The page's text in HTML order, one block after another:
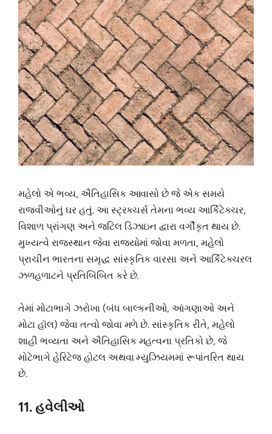
મહેલો એ ભવ્ય, ઐતિહાસિક આવાસો છે જે એક સમયે
રાજવીઓનું ઘર હતું. આ સ્ટ્રક્ચર્સ તેમના ભવ્ય આર્કિટેક્ચર,
વિશાળ પ્રાંગણ અને જટિલ ડિઝાઇન દ્વારા વર્ગીકૃત થાય છે.
મુખ્યત્વે રાજસ્થાન જેવા રાજ્યોમાં જોવા મળતા, મહેલો
પ્રાચીન ભારતના સમૃદ્ધ સાંસ્કૃતિક વારસા અને આર્કિટેક્ચરલ
ઝળહળાટને પ્રતિબિંબિત કરે છે.
તેમાં મોટાભાગે ઝરોખા (બંધ બાલ્કનીઓ, આંગણાઓ અને
મોટા હૉલ) જેવા તત્વો જોવા મળે છે. સાંસ્કૃતિક રીતે, મહેલો
શાહી ભવ્યતા અને ઐતિહાસિક મહત્વના પ્રતિકો છે, જે
મોટેભાગે હેરિટેજ હોટલ અથવા મ્યુઝિયમમાં રૂપાંતરિત થાય
છે.
11. હવેલીઓ